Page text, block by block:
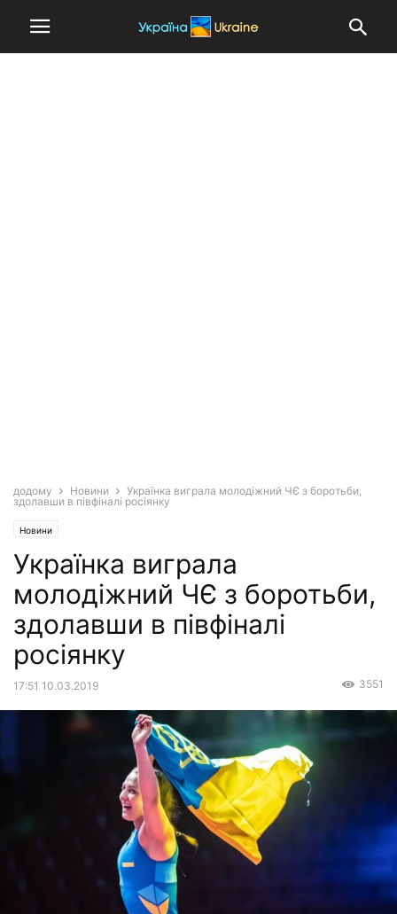
додому Новини
Українка виграла молодіжний ЧЄ з боротьби,
здолавши в півфіналі росіянку
Новини
Українка виграла
молодіжний ЧЄ з боротьби,
здолавши в півфіналі
росіянку
17:51 10.03.2019 3551